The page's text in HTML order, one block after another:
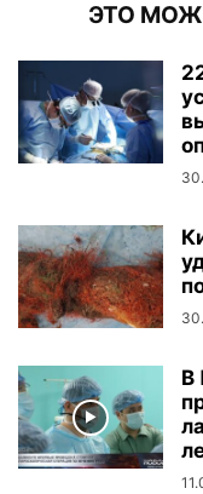
ЭТО
В